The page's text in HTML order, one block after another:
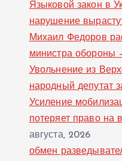
Языковой закон в
нарушение
Михаил Федоров
министра обороны
Увольнение из
народный депутат
Усиление
потеряет право
августа, 2026
обмен